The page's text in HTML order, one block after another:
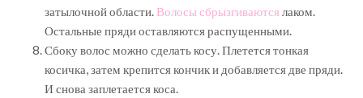
затылочной области. Волосы сбрызгиваются лаком.
Остальные пряди оставляются распущенными.
Сбоку волос можно сделать косу. Плетется тонкая
косичка, затем крепится кончик и добавляется две пряди.
И снова заплетается коса.